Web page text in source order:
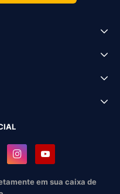
em sua caixa de